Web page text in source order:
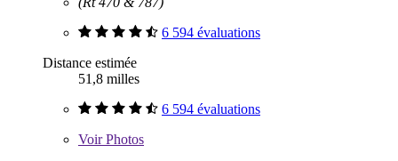
6 594 évaluations
Distance estimée
51,8 milles
6 594 évaluations
VoirPhotos